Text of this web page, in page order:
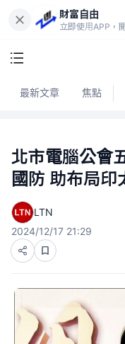
財富自由
立即使用APP，
最新文章 焦點
北市電腦公會
國防 助布局印
LTN
2024/12/17 21:29